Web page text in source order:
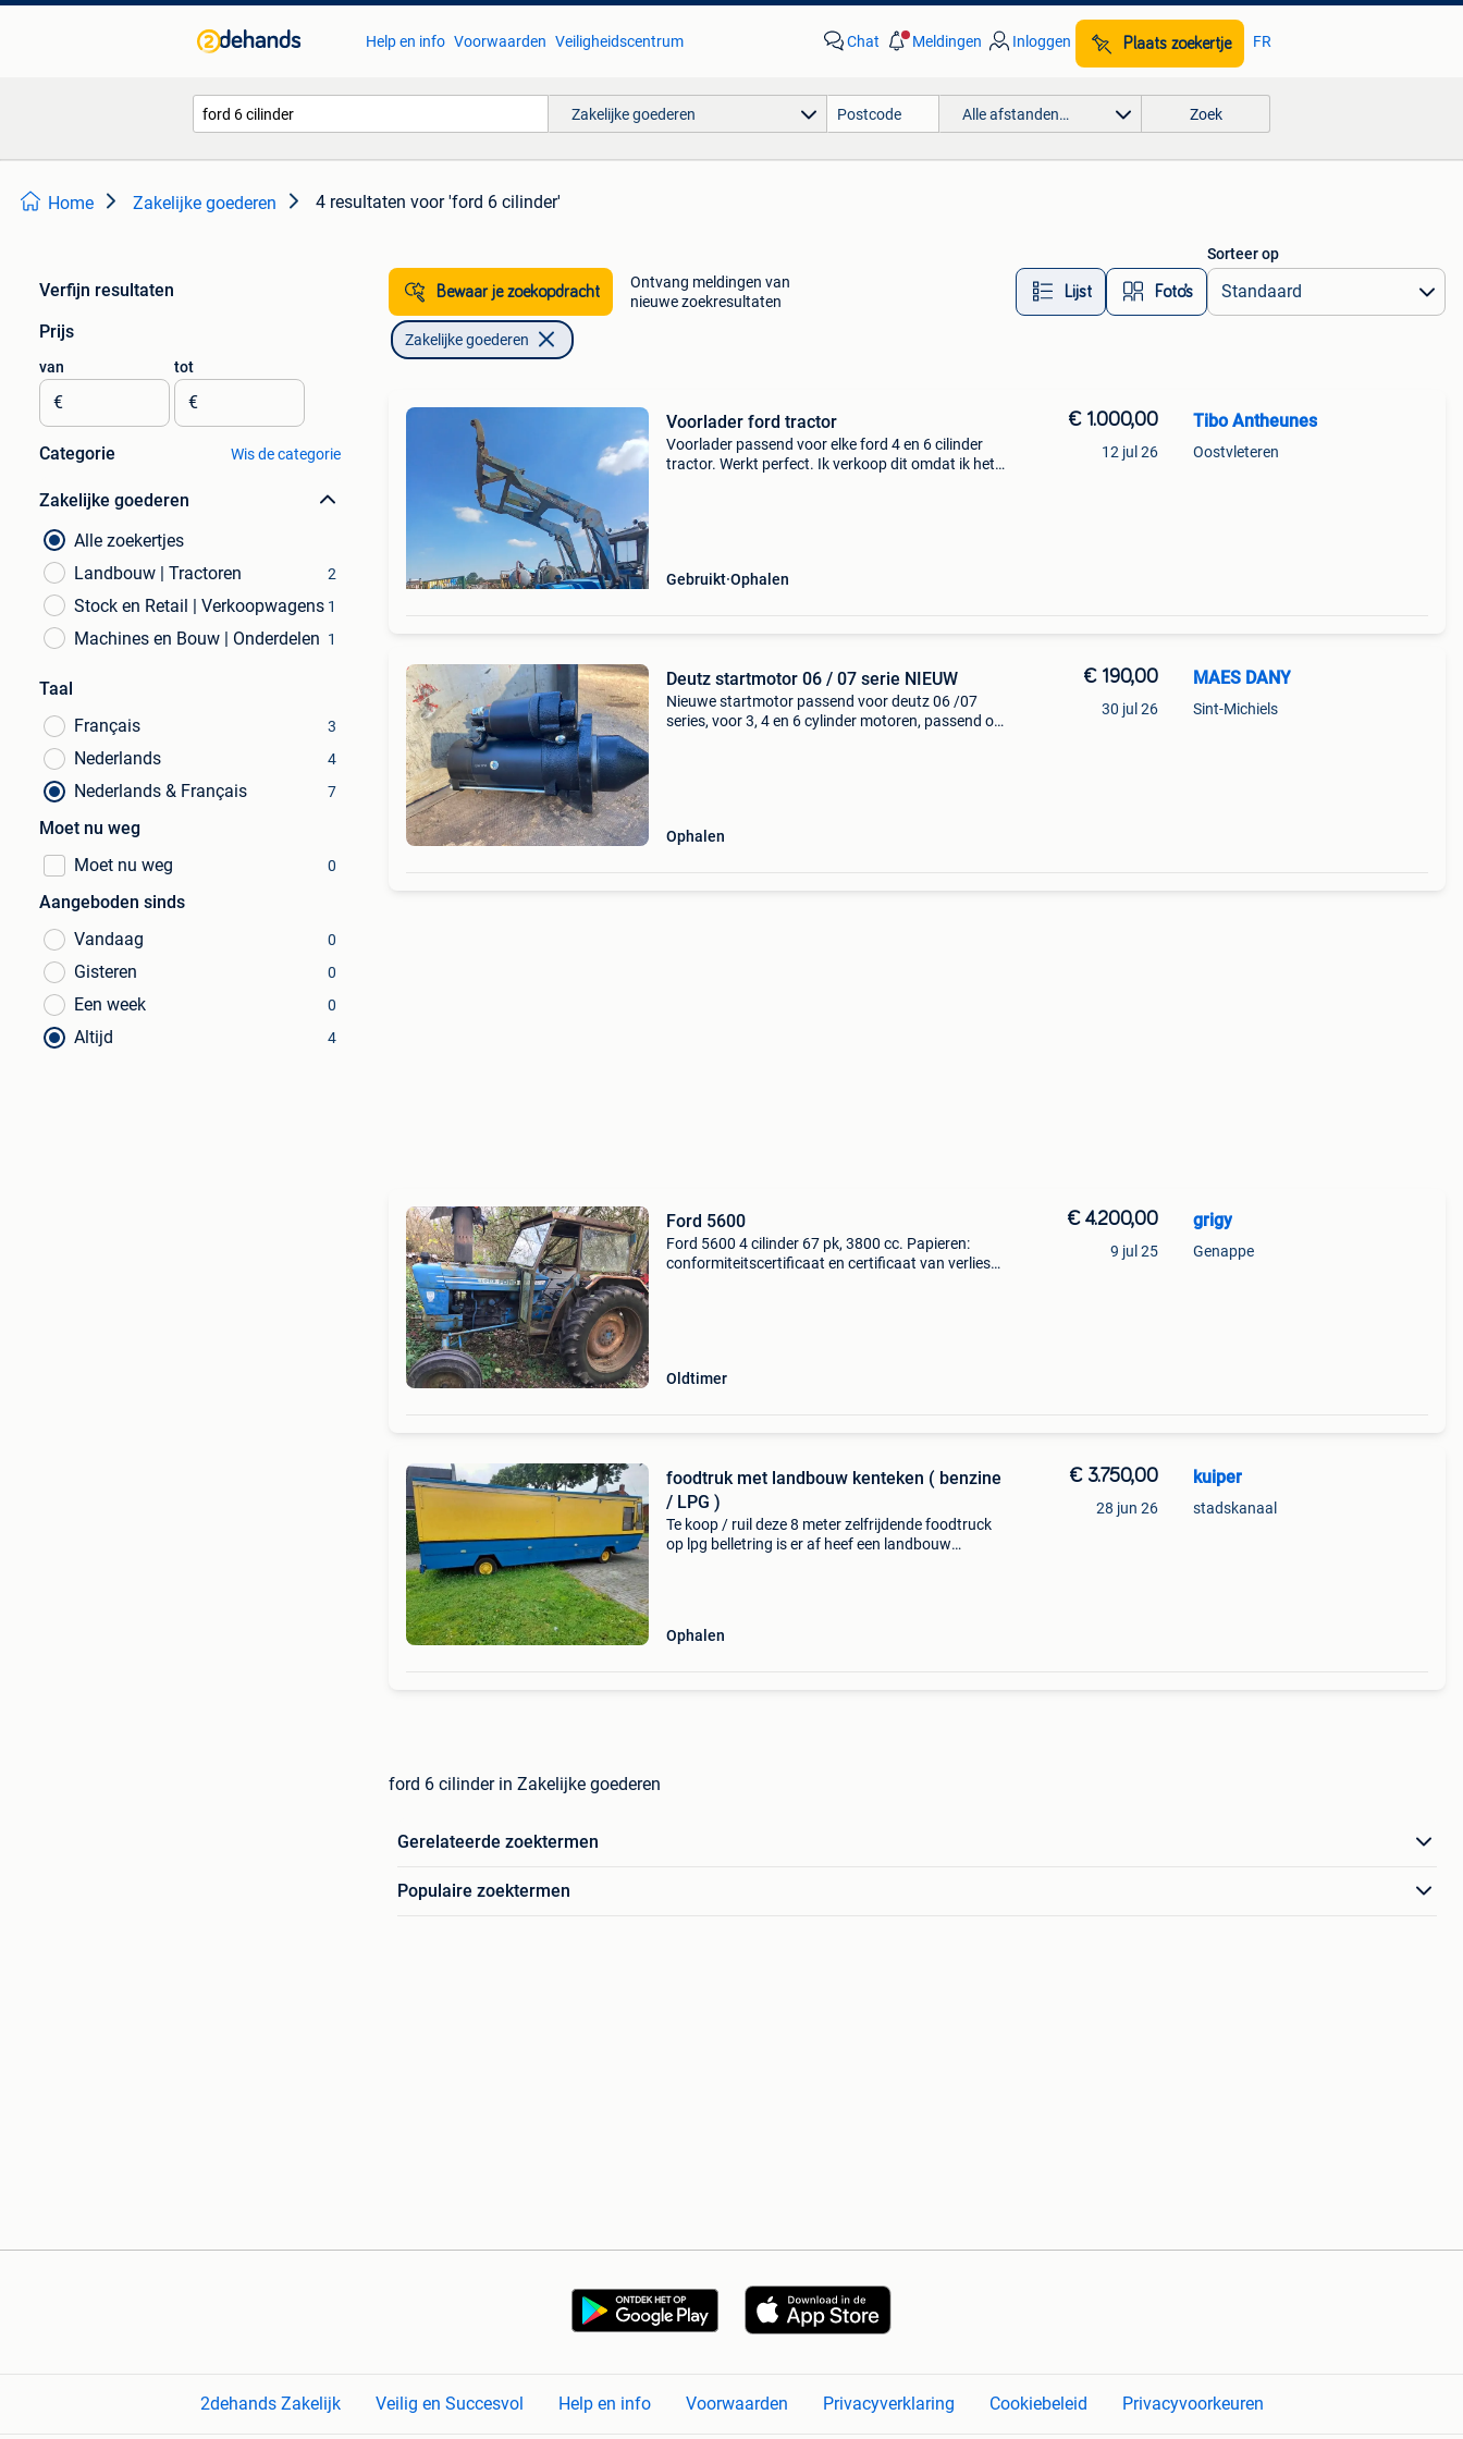
Help en info Voorwaarden Veiligheidscentrum Chat Meldingen Inloggen Plaats zoekertje FR
Zakelijke goederen Alle afstanden… Zoek
Home Zakelijke goederen 4 resultaten voor 'ford 6 cilinder'
Verfijn resultaten
Prijs
van
€
tot
€
Categorie Wis de categorie
Zakelijke goederen
Alle zoekertjes
Landbouw | Tractoren
2
Stock en Retail | Verkoopwagens 1
Machines en Bouw | Onderdelen 1
Taal
Français
3
Nederlands 4
Nederlands & Français 7
Moet nu weg
Moet nu weg
0
Aangeboden sinds
Vandaag
0
Gisteren 0
Een week 0
Altijd 4
Bewaar je zoekopdracht
Ontvang meldingen van
nieuwe zoekresultaten
Lijst Foto’s
Sorteer op
Zakelijke goederen
Voorlader ford tractor
Voorlader passend voor elke ford 4 en 6 cilinder
tractor. Werkt perfect. Ik verkoop dit omdat ik het
Gebruikt Ophalen
€ 1.000,00
12 jul 26
Tibo Antheunes
Oostvleteren
Deutz startmotor 06 / 07 serie NIEUW
Nieuwe startmotor passend voor deutz 06 /07
series, voor 3, 4 en 6 cylinder motoren, passend op :
Ophalen
€ 190,00
30 jul 26
MAES DANY
Sint-Michiels
Ford 5600
Ford 5600 4 cilinder 67 pk, 3800 cc. Papieren:
conformiteitscertificaat en certificaat van verlies
Oldtimer
€ 4.200,00
9 jul 25
grigy
Genappe
foodtruk met landbouw kenteken ( benzine
/ LPG )
Te koop / ruil deze 8 meter zelfrijdende foodtruck
op lpg belletring is er af heef een landbouw
Ophalen
€ 3.750,00
28 jun 26
kuiper
stadskanaal
ford 6 cilinder in Zakelijke goederen
Gerelateerde zoektermen
Populaire zoektermen
2dehands Zakelijk Veilig en Succesvol Help en info Voorwaarden Privacyverklaring Cookiebeleid Privacyvoorkeuren